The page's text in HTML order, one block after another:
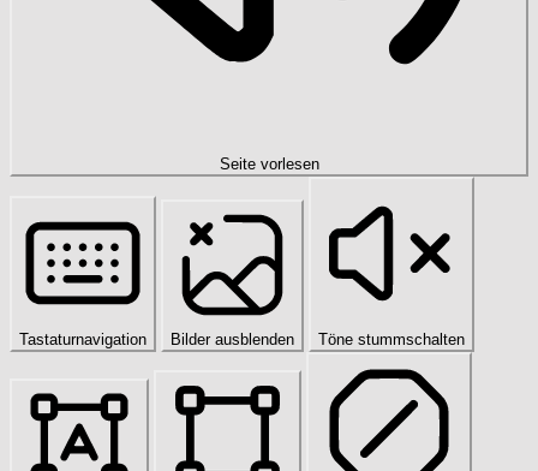
Seite vorlesen
Tastaturnavigation Bilder ausblenden Töne stummschalten